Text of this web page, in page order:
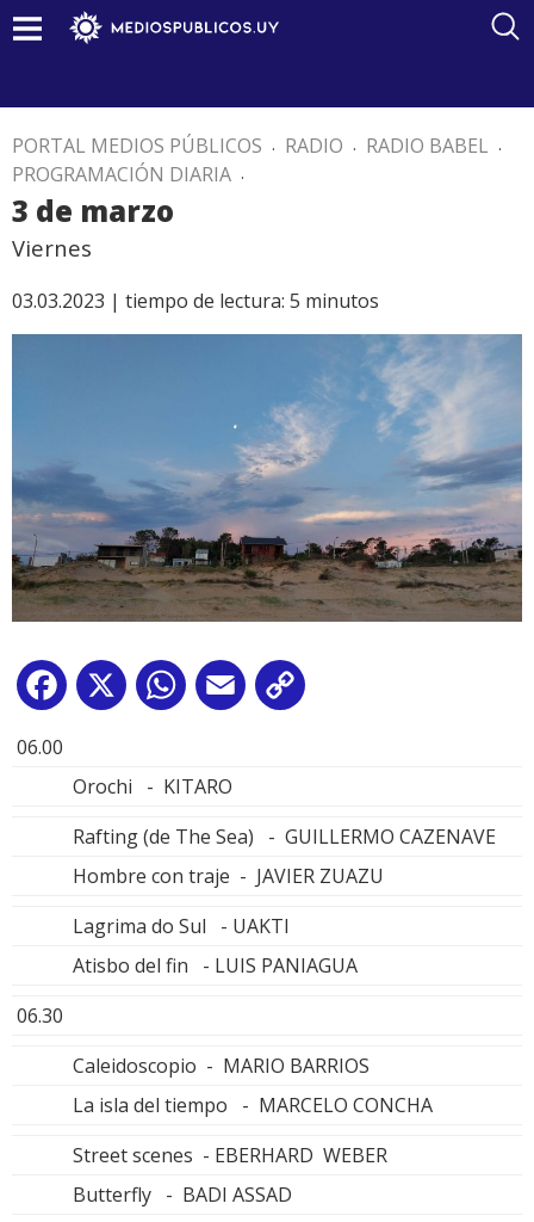
PORTAL MEDIOS PÚBLICOS . RADIO . RADIO BABEL .
PROGRAMACIÓN DIARIA .
3 de marzo
Viernes
03.03.2023 | tiempo de lectura: 5 minutos
Facebook
X WhatsApp
Email
06.00
Orochi - KITARO
Rafting (de The Sea) - GUILLERMO CAZENAVE
Hombre con traje - JAVIER ZUAZU
Lagrima do Sul - UAKTI
Atisbo del fin - LUIS PANIAGUA
06.30
Caleidoscopio - MARIO BARRIOS
La isla del tiempo - MARCELO CONCHA
Street scenes - EBERHARD WEBER
Butterfly - BADI ASSAD